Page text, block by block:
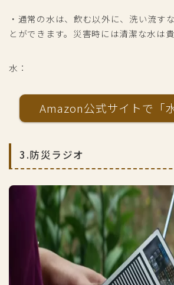
・通常の水は、飲む以外に、洗い流す
とができます。災害時には清潔な水は貴
水：
Amazon公式サイトで「
3.防災ラジオ